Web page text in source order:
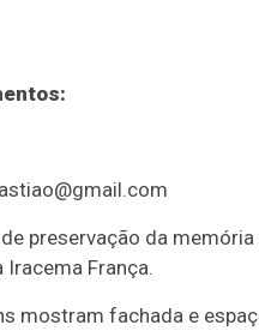
preservação da memória
França.
mostram fachada e